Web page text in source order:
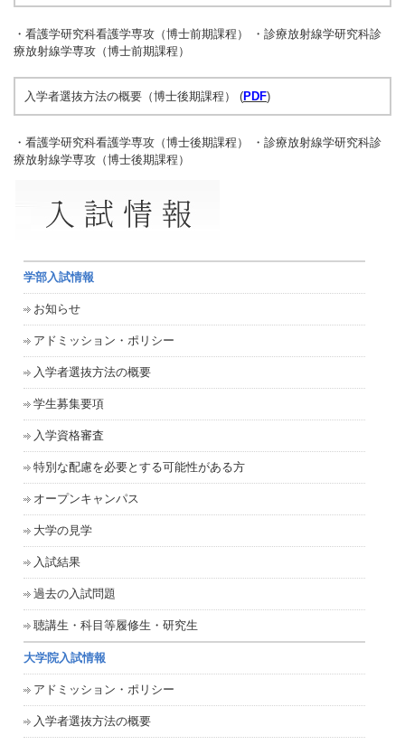
・看護学研究科看護学専攻（博士前期課程） ・診療放射線学研究科診
療放射線学専攻（博士前期課程）
入学者選抜方法の概要（博士後期課程） (PDF)
・看護学研究科看護学専攻（博士後期課程） ・診療放射線学研究科診
療放射線学専攻（博士後期課程）
学部入試情報
お知らせ
アドミッション・ポリシー
入学者選抜方法の概要
学生募集要項
入学資格審査
特別な配慮を必要とする可能性がある方
オープンキャンパス
大学の見学
入試結果
過去の入試問題
聴講生・科目等履修生・研究生
大学院入試情報
アドミッション・ポリシー
入学者選抜方法の概要